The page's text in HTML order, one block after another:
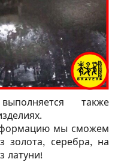
также
мы сможем
золота, серебра, на
латуни!